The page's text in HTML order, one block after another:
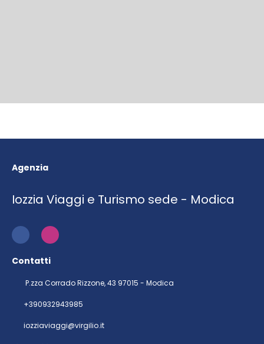
Agenzia
Iozzia Viaggi e Turismo sede - Modica
Contatti
P.zza Corrado Rizzone, 43 97015 - Modica
+390932943985
iozziaviaggi@virgilio.it